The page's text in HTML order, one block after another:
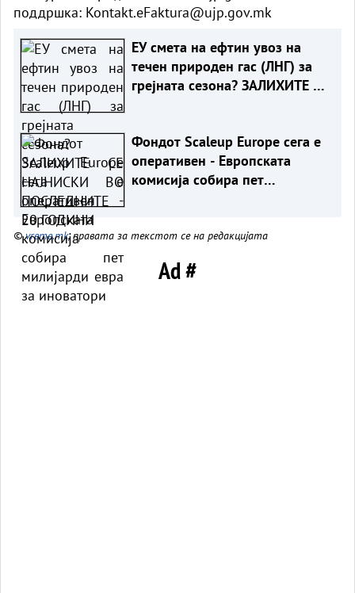
поддршка: Kontakt.eFaktura@ujp.gov.mk
ЕУ смета на ефтин увоз на
течен природен гас (ЛНГ) за
грејната сезона? ЗАЛИХИТЕ СЕ
Фондот Scaleup Europe сега е
оперативен - Европската
комисија собира пет
©vreme.mk, правата за текстот се на редакцијата
Ad #